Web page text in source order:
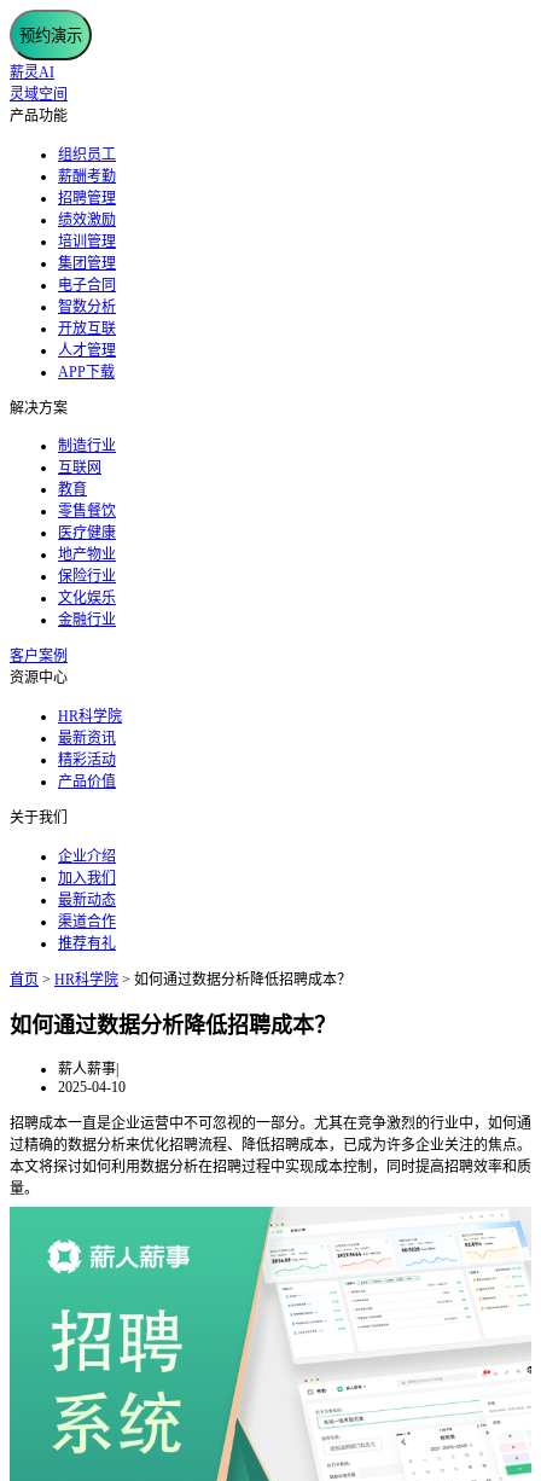
预约演示
薪灵AI
灵域空间
产品功能
组织员工
薪酬考勤
招聘管理
绩效激励
培训管理
集团管理
电子合同
智数分析
开放互联
人才管理
APP下载
解决方案
制造行业
互联网
教育
零售餐饮
医疗健康
地产物业
保险行业
文化娱乐
金融行业
客户案例
资源中心
HR科学院
最新资讯
精彩活动
产品价值
关于我们
企业介绍
加入我们
最新动态
渠道合作
推荐有礼
首页 > HR科学院 > 如何通过数据分析降低招聘成本？
如何通过数据分析降低招聘成本？
薪人薪事|
2025-04-10
招聘成本一直是企业运营中不可忽视的一部分。尤其在竞争激烈的行业中，如何通
过精确的数据分析来优化招聘流程、降低招聘成本，已成为许多企业关注的焦点。
本文将探讨如何利用数据分析在招聘过程中实现成本控制，同时提高招聘效率和质
量。